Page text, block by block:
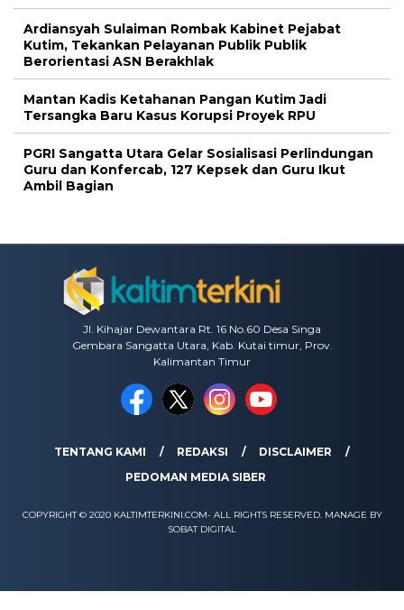
Ardiansyah Sulaiman Rombak Kabinet Pejabat
Kutim, Tekankan Pelayanan Publik Publik
Berorientasi ASN Berakhlak
Mantan Kadis Ketahanan Pangan Kutim Jadi
Tersangka Baru Kasus Korupsi Proyek RPU
PGRI Sangatta Utara Gelar Sosialisasi Perlindungan
Guru dan Konfercab, 127 Kepsek dan Guru Ikut
Ambil Bagian
Jl. Kihajar Dewantara Rt. 16 No.60 Desa Singa
Gembara Sangatta Utara, Kab. Kutai timur, Prov.
Kalimantan Timur
TENTANG KAMI REDAKSI
DISCLAIMER
PEDOMAN MEDIA SIBER
COPYRIGHT © 2020 KALTIMTERKINI.COM- ALL RIGHTS RESERVED. MANAGE BY
SOBAT DIGITAL